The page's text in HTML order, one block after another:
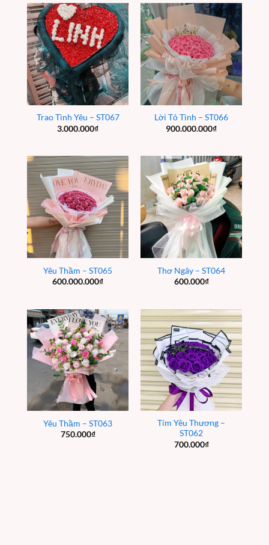
Trao Tình Yêu – ST067
3.000.000₫
Lời Tỏ Tình – ST066
900.000.000₫
Yêu Thầm – ST065
600.000.000₫
Thơ Ngây – ST064
600.000₫
Yêu Thầm – ST063
750.000₫
Tím Yêu Thương –
ST062
700.000₫